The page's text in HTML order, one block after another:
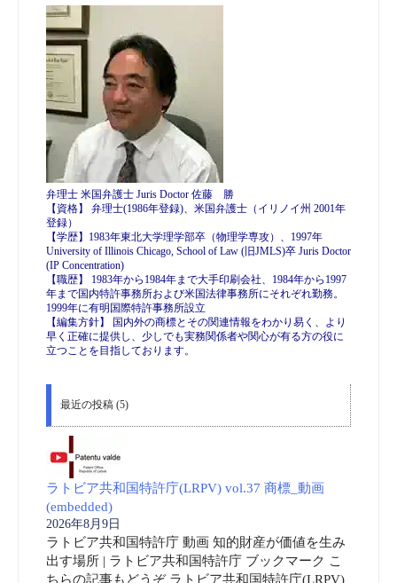
弁理士 米国弁護士 Juris Doctor 佐藤 勝
【資格】 弁理士(1986年登録)、米国弁護士（イリノイ州 2001年
登録）
【学歴】1983年東北大学理学部卒（物理学専攻）、1997年
University of Illinois Chicago, School of Law (旧JMLS)卒 Juris Doctor
(IP Concentration)
【職歴】 1983年から1984年まで大手印刷会社、1984年から1997
年まで国内特許事務所および米国法律事務所にそれぞれ勤務。
1999年に有明国際特許事務所設立
【編集方針】 国内外の商標とその関連情報をわかり易く、より
早く正確に提供し、少しでも実務関係者や関心が有る方の役に
立つことを目指しております。
最近の投稿 (5)
ラトビア共和国特許庁(LRPV) vol.37 商標_動画
(embedded)
2026年8月9日
ラトビア共和国特許庁 動画 知的財産が価値を生み
出す場所 | ラトビア共和国特許庁 ブックマーク こ
ちらの記事もどうぞ ラトビア共和国特許庁(LRPV)